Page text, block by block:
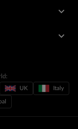

keyboard_arrow_down
UK Italy